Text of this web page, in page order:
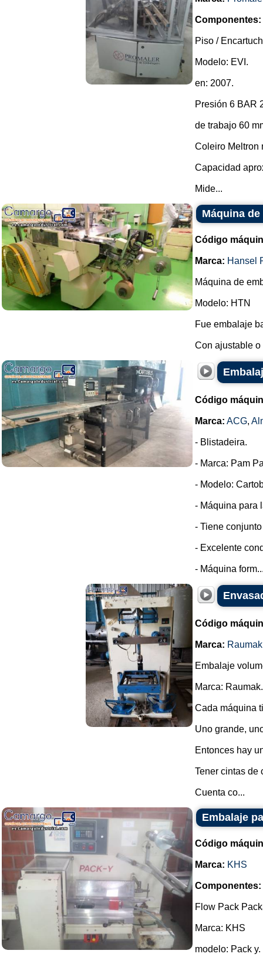
Componentes:
Piso /
Modelo: EVI.
en: 2007.
Presión 6 BAR
de trabajo 60
Coleiro Meltron
Capacidad
Mide...
Máquina
Código
Marca: Hansel
Máquina de
Modelo: HTN
Fue embalaje
Con ajustable o
Código
Marca: ACG,
- Blistadeira.
- Marca: Pam
- Modelo:
- Máquina para
- Tiene
- Excelente
- Máquina
Código
Marca: Raumak
Embalaje
Marca: Raumak.
Cada máquina
Uno grande,
Entonces hay
Tener cintas de
Cuenta co...
Embalaje
Código
Marca: KHS
Componentes:
Flow Pack
Marca: KHS
modelo: Pack y.